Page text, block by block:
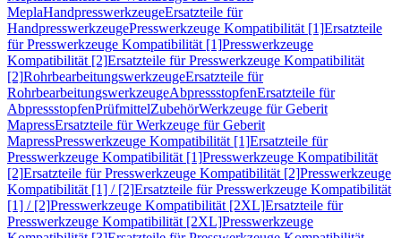
MeplaHandpresswerkzeugeErsatzteile für
HandpresswerkzeugePresswerkzeuge Kompatibilität [1]Ersatzteile
für Presswerkzeuge Kompatibilität [1]Presswerkzeuge
Kompatibilität [2]Ersatzteile für Presswerkzeuge Kompatibilität
[2]RohrbearbeitungswerkzeugeErsatzteile für
RohrbearbeitungswerkzeugeAbpressstopfenErsatzteile für
AbpressstopfenPrüfmittelZubehörWerkzeuge für Geberit
MapressErsatzteile für Werkzeuge für Geberit
MapressPresswerkzeuge Kompatibilität [1]Ersatzteile für
Presswerkzeuge Kompatibilität [1]Presswerkzeuge Kompatibilität
[2]Ersatzteile für Presswerkzeuge Kompatibilität [2]Presswerkzeuge
Kompatibilität [1] / [2]Ersatzteile für Presswerkzeuge Kompatibilität
[1] / [2]Presswerkzeuge Kompatibilität [2XL]Ersatzteile für
Presswerkzeuge Kompatibilität [2XL]Presswerkzeuge